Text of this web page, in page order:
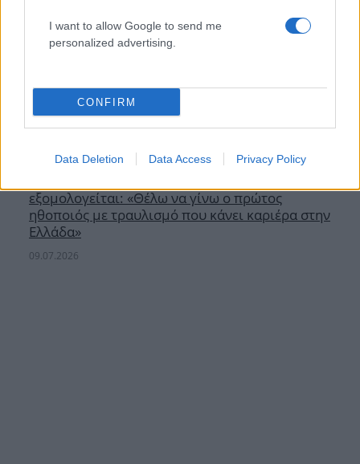
I want to allow Google to send me
personalized advertising.
CONFIRM
Data Deletion Data Access Privacy Policy
εξομολογείται: «Θέλω να γίνω ο πρώτος
ηθοποιός με τραυλισμό που κάνει καριέρα στην
Ελλάδα»
09.07.2026